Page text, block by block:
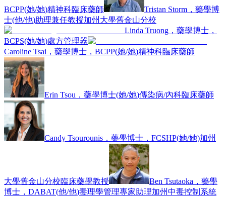
BCPP(她/她)精神科臨床藥師
Tristan Storm，藥學博
士(他/他)助理兼任教授加州大學舊金山分校
Linda Truong，藥學博士，
BCPS(她/她)處方管理器
Caroline Tsai，藥學博士，BCPP(她/她)精神科臨床藥師
Erin Tsou，藥學博士(她/她)傳染病/內科臨床藥師
Candy Tsourounis，藥學博士，FCSHP(她/她)加州
大學舊金山分校臨床藥學教授
Ben Tsutaoka，藥學
博士，DABAT(他/他)毒理學管理專家助理加州中毒控制系統